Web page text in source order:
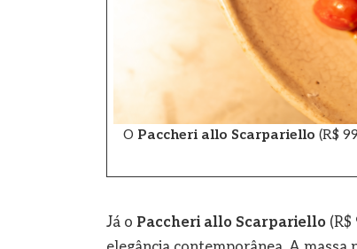
O Paccheri allo Scarpariello (R$
Já o Paccheri allo Scarpariello(R$